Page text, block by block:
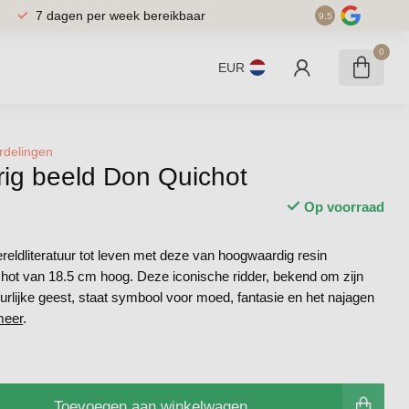
12.00 uur besteld, binnen 2 werkdagen in huis 9.5
EUR
0
beeld Don Quichot
Op voorraad
tot leven met deze van hoogwaardig resin
van 18.5 cm hoog. Deze iconische ridder, bekend om zijn
geest, staat symbool voor moed, fantasie en het najagen
.